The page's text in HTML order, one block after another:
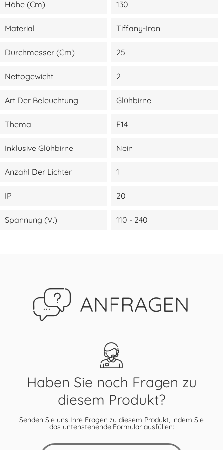
Höhe (cm) 130
Material Tiffany-Iron
Durchmesser (cm) 25
Nettogewicht 2
Art Der Beleuchtung Glühbirne
Thema E14
Inklusive Glühbirne Nein
Anzahl Der Lichter 1
IP 20
Spannung (V.) 110 - 240
ANFRAGEN
Haben Sie noch Fragen zu
diesem Produkt?
Senden Sie uns Ihre Fragen zu diesem Produkt, indem Sie
das untenstehende Formular ausfüllen: